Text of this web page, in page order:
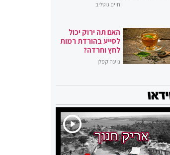
חיים גוטליב
האם תה ירוק יכול
לסייע בהורדת רמות
לחץ וחרדה?
נועה קפלן